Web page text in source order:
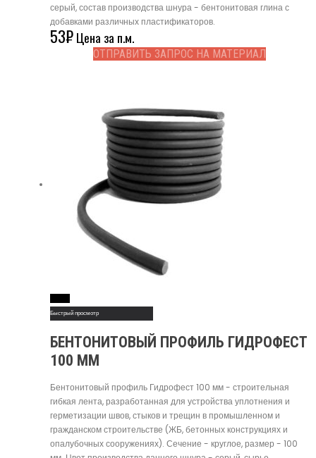
серый, состав производства шнура - бентонитовая глина с
добавками различных пластификаторов.
53₽Цена за п.м.
ОТПРАВИТЬ ЗАПРОС НА МАТЕРИАЛ
Быстрый просмотр
БЕНТОНИТОВЫЙ ПРОФИЛЬ ГИДРОФЕСТ
100 ММ
Бентонитовый профиль Гидрофест 100 мм - строительная
гибкая лента, разработанная для устройства уплотнения и
герметизации швов, стыков и трещин в промышленном и
гражданском строительстве (ЖБ, бетонных конструкциях и
опалубочных сооружениях). Сечение - круглое, размер - 100